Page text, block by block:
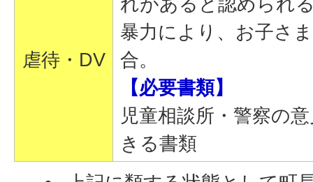
虐待・DV
暴力により、お子さ
合。
【必要書類】
児童相談所・警察の
きる書類